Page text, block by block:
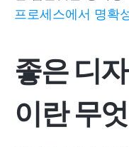
프로세스에서 명확
좋은 디
이란 무